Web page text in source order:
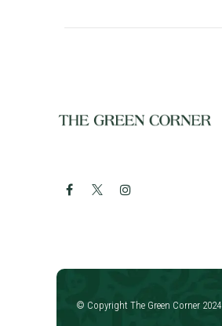
© Copyright The Green Corner 2024